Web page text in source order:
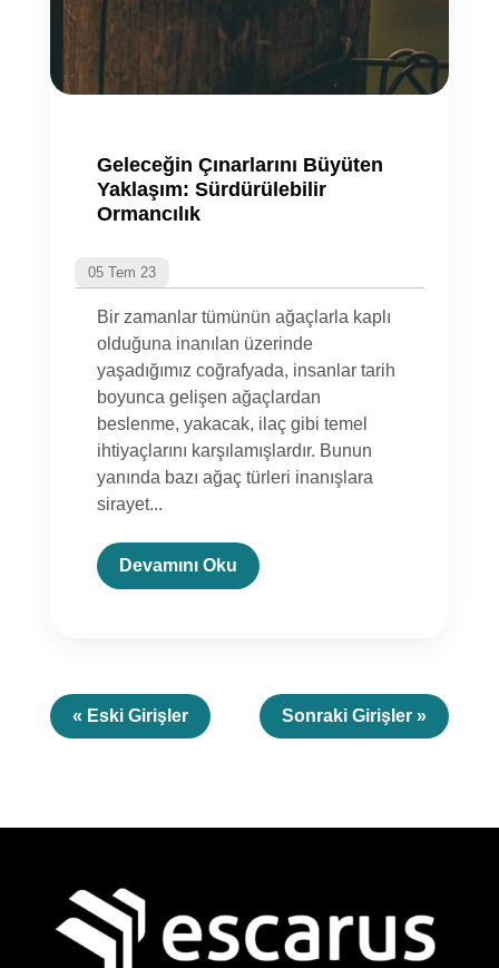
Geleceğin Çınarlarını Büyüten
Yaklaşım: Sürdürülebilir
Ormancılık
05 Tem 23
Bir zamanlar tümünün ağaçlarla kaplı
olduğuna inanılan üzerinde
yaşadığımız coğrafyada, insanlar tarih
boyunca gelişen ağaçlardan
beslenme, yakacak, ilaç gibi temel
ihtiyaçlarını karşılamışlardır. Bunun
yanında bazı ağaç türleri inanışlara
sirayet...
Devamını Oku
« Eski Girişler Sonraki Girişler »